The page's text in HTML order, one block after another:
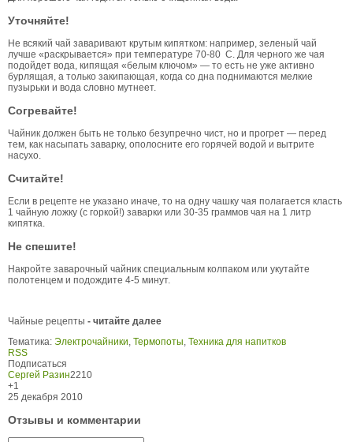
Уточняйте!
Не всякий чай заваривают крутым кипятком: например, зеленый чай
лучше «раскрывается» при температуре 70-80 С. Для черного же чая
подойдет вода, кипящая «белым ключом» — то есть не уже активно
бурлящая, а только закипающая, когда со дна поднимаются мелкие
пузырьки и вода словно мутнеет.
Согревайте!
Чайник должен быть не только безупречно чист, но и прогрет — перед
тем, как насыпать заварку, ополосните его горячей водой и вытрите
насухо.
Считайте!
Если в рецепте не указано иначе, то на одну чашку чая полагается класть
1 чайную ложку (с горкой!) заварки или 30-35 граммов чая на 1 литр
кипятка.
Не спешите!
Накройте заварочный чайник специальным колпаком или укутайте
полотенцем и подождите 4-5 минут.
Чайные рецепты - читайте далее
Тематика: Электрочайники, Термопоты, Техника для напитков
RSS
Подписаться
Сергей Разин2210
+1
25 декабря 2010
Отзывы и комментарии